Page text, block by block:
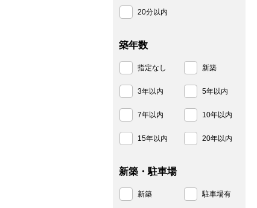
20分以内
築年数
指定なし 新築
3年以内 5年以内
7年以内 10年以内
15年以内 20年以内
新築・駐車場
新築 駐車場有